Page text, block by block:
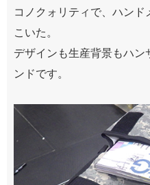
コノクォリティで、ハン
こいた。
デザインも生産背景もハ
ンドです。